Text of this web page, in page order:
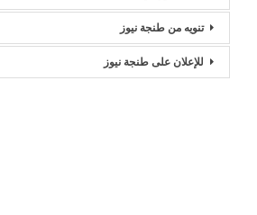
تنويه من طنجة نيوز
للإعلان على طنجة نيوز